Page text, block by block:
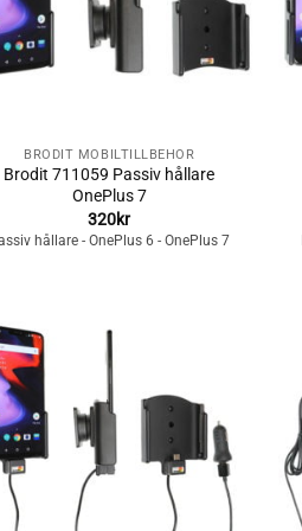
BRODIT MOBILTILLBEHÖR
Brodit 711059 Passiv hållare
OnePlus 7
320kr
hållare - OnePlus 6 - OnePlus 7
Lägg till i
önskelistan